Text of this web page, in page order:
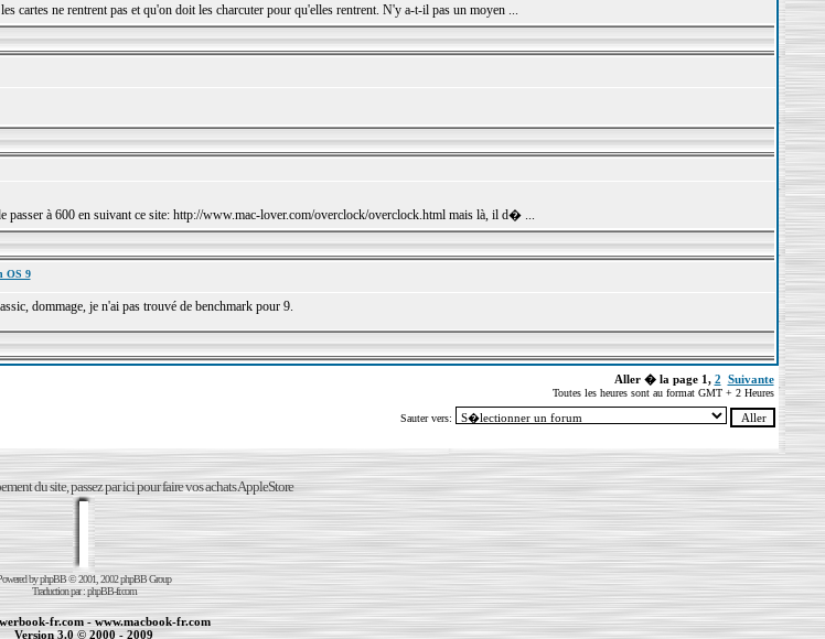
cartes ne rentrent pas et qu'on doit les charcuter pour qu'elles rentrent. N'y a-t-il pas un moyen ...
passer à 600 en suivant ce site: http://www.mac-lover.com/overclock/overclock.html mais là, il d� ...
OS 9
dommage, je n'ai pas trouvé de benchmark pour 9.
Aller � la page 1, 2 Suivante
Toutes les heures sont au format GMT + 2 Heures
Sauter vers:
du site, passez par ici pour faire vos achats AppleStore
byphpBB© 2001, 2002 phpBB Group
Traduction par :phpBB-fr.com
fr.com-www.macbook-fr.com
Version 3.0 © 2000 - 2009